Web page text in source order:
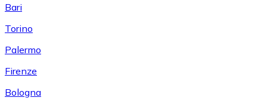
Bari
Torino
Palermo
Firenze
Bologna